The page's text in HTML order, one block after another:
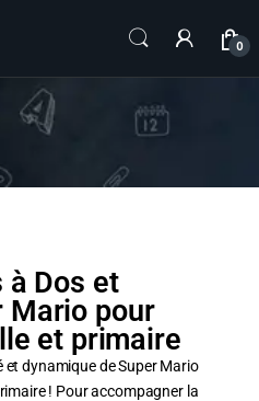
0
à Dos et
Mario pour
et primaire
et dynamique de Super Mario
! Pour accompagner la